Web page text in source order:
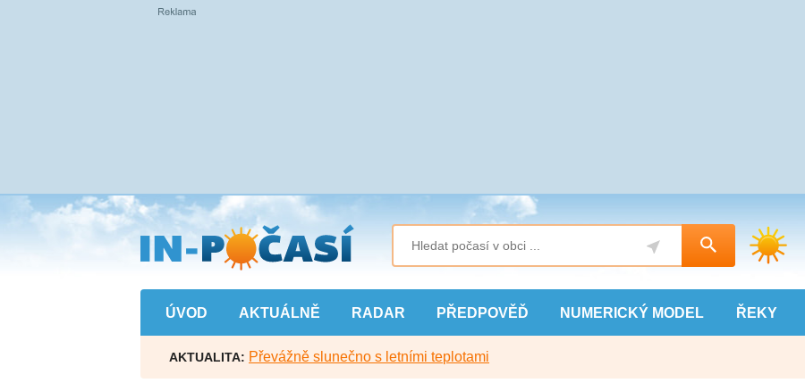
Přejít
na
hlavní
obsah
ÚVOD AKTUÁLNĚ RADAR PŘEDPOVĚĎ NUMERICKÝ MODEL ŘEKY
AKTUALITA: Převážně slunečno s letními teplotami